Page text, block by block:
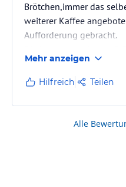
Brötchen,immer das
weiterer Kaffee
Aufforderung gebracht.
Strand gibt es kein WC
Mitarbeiter am Pool war
sich dem Gast sehr
verhalten.Klimaanlage
nicht individuell
Mehr anzeigen
Hilfreich Teilen
Alle